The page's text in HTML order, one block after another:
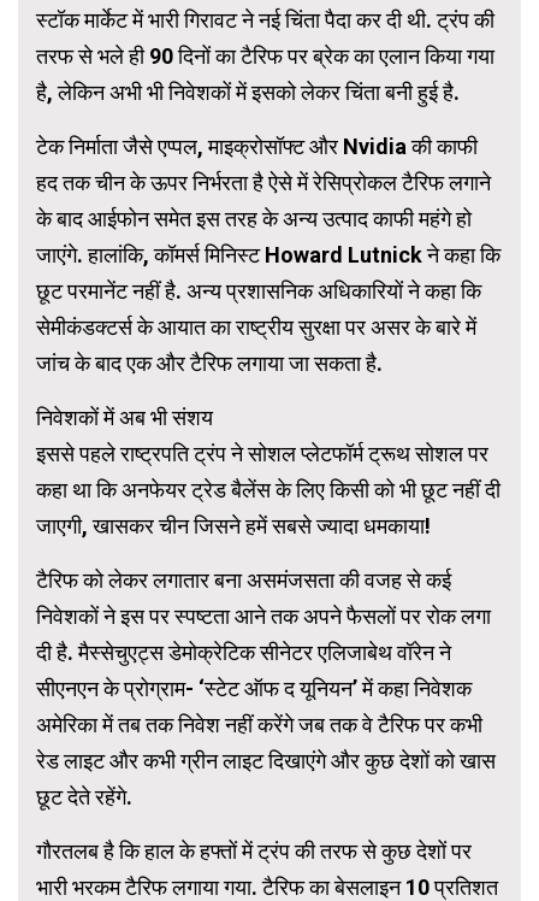
स्टॉक मार्केट में भारी गिरावट ने नई चिंता पैदा कर दी थी. ट्रंप की
तरफ से भले ही 90 दिनों का टैरिफ पर ब्रेक का एलान किया गया
है, लेकिन अभी भी निवेशकों में इसको लेकर चिंता बनी हुई है.
टेक निर्माता जैसे एप्पल, माइक्रोसॉफ्ट और Nvidia की काफी
हद तक चीन के ऊपर निर्भरता है ऐसे में रेसिप्रोकल टैरिफ लगाने
के बाद आईफोन समेत इस तरह के अन्य उत्पाद काफी महंगे हो
जाएंगे. हालांकि, कॉमर्स मिनिस्ट Howard Lutnick ने कहा कि
छूट परमानेंट नहीं है. अन्य प्रशासनिक अधिकारियों ने कहा कि
सेमीकंडक्टर्स के आयात का राष्ट्रीय सुरक्षा पर असर के बारे में
जांच के बाद एक और टैरिफ लगाया जा सकता है.
निवेशकों में अब भी संशय
इससे पहले राष्ट्रपति ट्रंप ने सोशल प्लेटफॉर्म ट्रूथ सोशल पर
कहा था कि अनफेयर ट्रेड बैलेंस के लिए किसी को भी छूट नहीं दी
जाएगी, खासकर चीन जिसने हमें सबसे ज्यादा धमकाया!
टैरिफ को लेकर लगातार बना असमंजसता की वजह से कई
निवेशकों ने इस पर स्पष्टता आने तक अपने फैसलों पर रोक लगा
दी है. मैस्सेचुएट्स डेमोक्रेटिक सीनेटर एलिजाबेथ वॉरेन ने
सीएनएन के प्रोग्राम- ‘स्टेट ऑफ द यूनियन’ में कहा निवेशक
अमेरिका में तब तक निवेश नहीं करेंगे जब तक वे टैरिफ पर कभी
रेड लाइट और कभी ग्रीन लाइट दिखाएंगे और कुछ देशों को खास
छूट देते रहेंगे.
गौरतलब है कि हाल के हफ्तों में ट्रंप की तरफ से कुछ देशों पर
भारी भरकम टैरिफ लगाया गया. टैरिफ का बेसलाइन 10 प्रतिशत